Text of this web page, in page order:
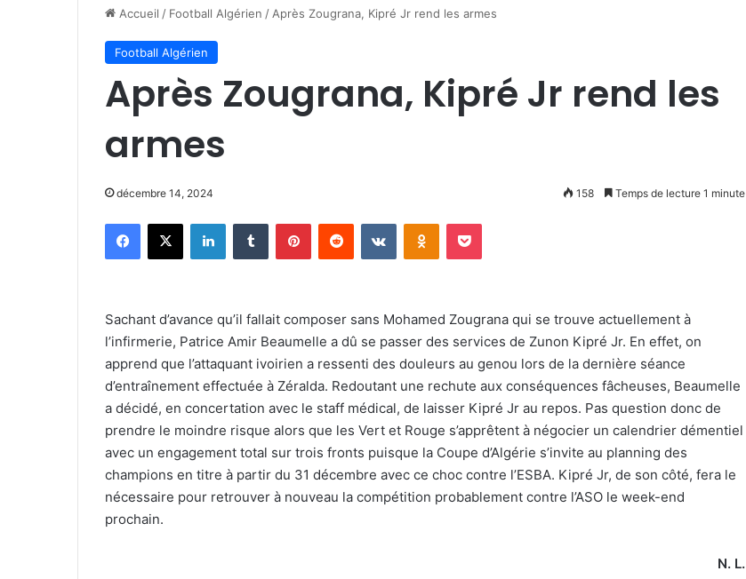
Accueil / Football Algérien / Après Zougrana, Kipré Jr rend les armes
Football Algérien
Après Zougrana, Kipré Jr rend les
armes
décembre 14, 2024 158 Temps de lecture 1 minute
Facebook
X LinkedinTumblr PinterestReddit VKontakteOdnoklassniki
Pocket
Sachant d’avance qu’il fallait composer sans Mohamed Zougrana qui se trouve actuellement à
l’infirmerie, Patrice Amir Beaumelle a dû se passer des services de Zunon Kipré Jr. En effet, on
apprend que l’attaquant ivoirien a ressenti des douleurs au genou lors de la dernière séance
d’entraînement effectuée à Zéralda. Redoutant une rechute aux conséquences fâcheuses, Beaumelle
a décidé, en concertation avec le staff médical, de laisser Kipré Jr au repos. Pas question donc de
prendre le moindre risque alors que les Vert et Rouge s’apprêtent à négocier un calendrier démentiel
avec un engagement total sur trois fronts puisque la Coupe d’Algérie s’invite au planning des
champions en titre à partir du 31 décembre avec ce choc contre l’ESBA. Kipré Jr, de son côté, fera le
nécessaire pour retrouver à nouveau la compétition probablement contre l’ASO le week-end
prochain.
N. L.